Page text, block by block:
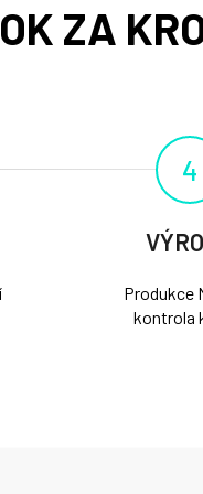
ZA
4
Produkce
kontrola